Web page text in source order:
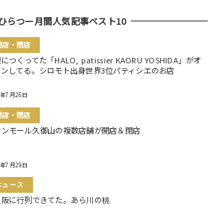
らつー月間人気記事ベスト10
店・閉店
つくってた「HALO, patissier KAORU YOSHIDA」がオ
してる。シロモト出身世界3位パティシエのお店
7月26日
店・閉店
モール久御山の複数店舗が開店＆閉店
7月29日
ュース
に行列できてた。あら川の桃